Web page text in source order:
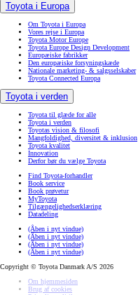
Toyota i Europa
Om Toyota i Europa
Vores rejse i Europa
Toyota Motor Europe
Toyota Europe Design Development
Europæiske fabrikker
Den europæiske forsyningskæde
Nationale marketing- & salgsselskaber
Toyota Connected Europa
Toyota i verden
Toyota til glæde for alle
Toyota i verden
Toyotas vision & filosofi
Mangfoldighed, diversitet & inklusion
Toyota kvalitet
Innovation
Derfor bør du vælge Toyota
Find Toyota-forhandler
Book service
Book prøvetur
MyToyota
Tilgængelighedserklæring
Datadeling
(Åben i nyt vindue)
(Åben i nyt vindue)
(Åben i nyt vindue)
(Åben i nyt vindue)
Copyright © Toyota Danmark A/S 2026
Om hjemmesiden
Brug af cookies